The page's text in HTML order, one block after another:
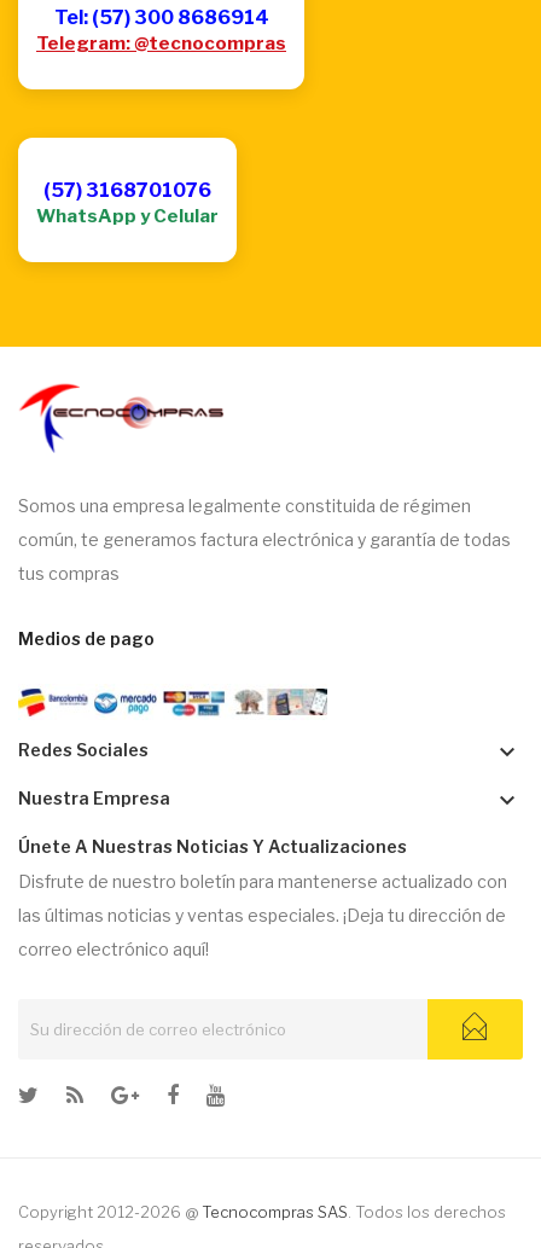
Tel: (57) 300 8686914
Telegram: @tecnocompras
(57) 3168701076
WhatsApp y Celular
Somos una empresa legalmente constituida de régimen
común, te generamos factura electrónica y garantía de todas
tus compras
Medios de pago
Redes Sociales keyboard_arrow_down
Nuestra Empresa keyboard_arrow_down
Únete A Nuestras Noticias Y Actualizaciones
Disfrute de nuestro boletín para mantenerse actualizado con
las últimas noticias y ventas especiales. ¡Deja tu dirección de
correo electrónico aquí!
Copyright 2012-2026 @ Tecnocompras SAS . Todos los derechos